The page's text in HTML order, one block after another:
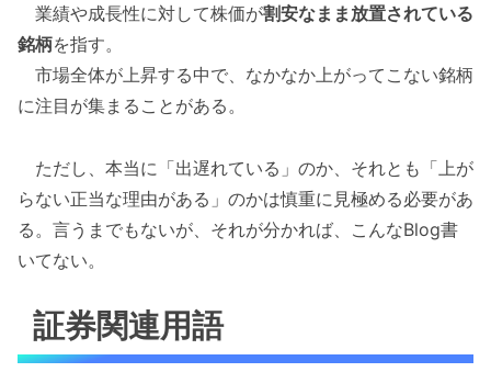
業績や成長性に対して株価が割安なまま放置されている
銘柄を指す。
市場全体が上昇する中で、なかなか上がってこない銘柄
に注目が集まることがある。
ただし、本当に「出遅れている」のか、それとも「上が
らない正当な理由がある」のかは慎重に見極める必要があ
る。言うまでもないが、それが分かれば、こんなBlog書
いてない。
証券関連用語